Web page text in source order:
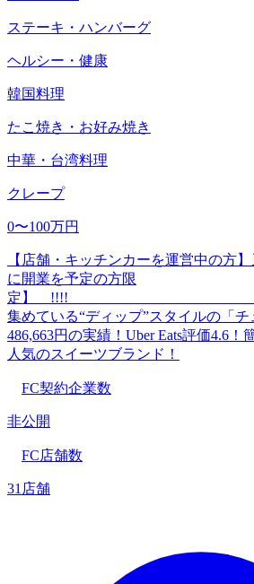
ステーキ・ハンバーグ
ヘルシー・健康
韓国料理
たこ焼き・お好み焼き
中華・台湾料理
クレープ
0〜100万円
【店舗・キッチンカーを運営中の方
に開業を予定の方限
定】 !!!! 今
集めている“ディップ”スタイルの「
486,663円の実績！Uber Eats評価4.6！
人気のスイーツブランド！
FC契約企業数
非公開
FC店舗数
31店舗